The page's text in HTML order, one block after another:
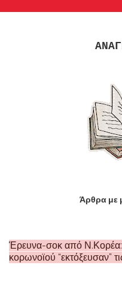
Άρθρα με
Έρευνα-σοκ από Ν.Κορέα:
κορωνοϊού “εκτόξευσαν”